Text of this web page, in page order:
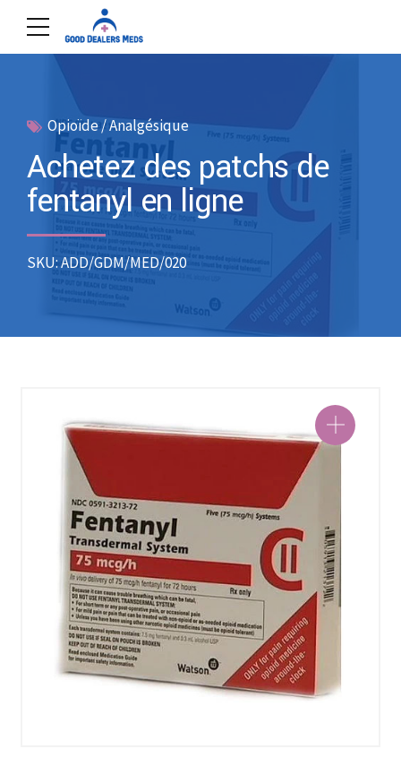
Opioïde / Analgésique
Achetez des patchs de
fentanyl en ligne
SKU: ADD/GDM/MED/020